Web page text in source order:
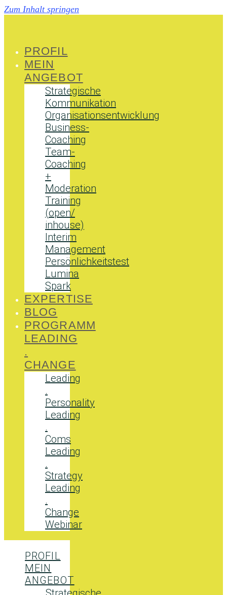
Zum Inhalt springen
PROFIL
MEIN
ANGEBOT
Strategische
Kommunikation
Organisationsentwicklung
Business-
Coaching
Team-
Coaching
+
Moderation
Training
(open/
inhouse)
Interim
Management
Persönlichkeitstest
Lumina
Spark
EXPERTISE
BLOG
PROGRAMM
LEADING
.
CHANGE
Leading
.
Personality
Leading
.
Coms
Leading
.
Strategy
Leading
.
Change
Webinar
PROFIL
MEIN
ANGEBOT